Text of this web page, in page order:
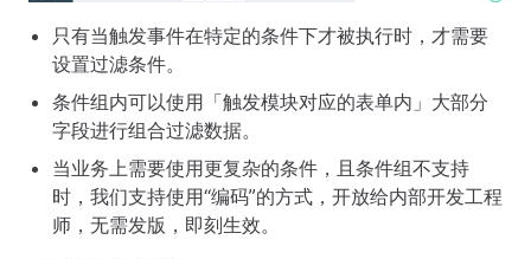
只有当触发事件在特定的条件下才被执行时，才需要
设置过滤条件。
条件组内可以使用「触发模块对应的表单内」大部分
字段进行组合过滤数据。
当业务上需要使用更复杂的条件，且条件组不支持
时，我们支持使用“编码”的方式，开放给内部开发工程
师，无需发版，即刻生效。